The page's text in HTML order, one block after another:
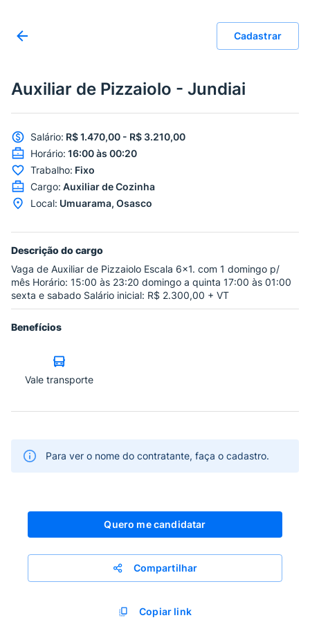
Cadastrar
Auxiliar de Pizzaiolo - Jundiai
Salário: R$ 1.470,00 - R$ 3.210,00
Horário: 16:00 às 00:20
Trabalho: Fixo
Cargo: Auxiliar de Cozinha
Local: Umuarama, Osasco
Descrição do cargo
Vaga de Auxiliar de Pizzaiolo Escala 6x1. com 1 domingo p/
mês Horário: 15:00 às 23:20 domingo a quinta 17:00 às 01:00
sexta e sabado Salário inicial: R$ 2.300,00 + VT
Benefícios
Vale transporte
Para ver o nome do contratante, faça o cadastro.
Quero me candidatar
Compartilhar
Copiar link